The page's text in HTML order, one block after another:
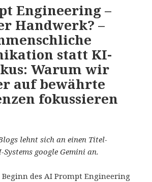
Engineering –
Handwerk? –
statt KI-
Warum wir
auf bewährte
fokussieren
lehnt sich an einen Titel-
Systems google Gemini an.
des AI Prompt Engineering